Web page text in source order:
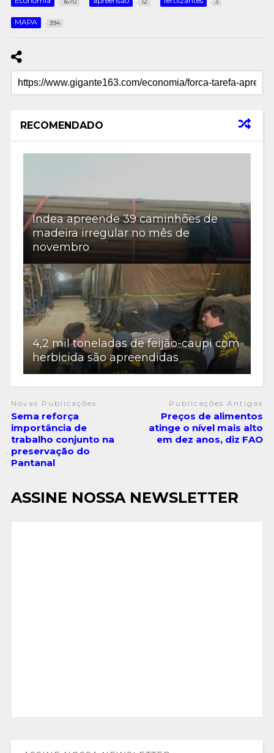
1670 12 3
MAPA 394
RECOMENDADO
Indea apreende 39 caminhões de
madeira irregular no mês de
novembro
4,2 mil toneladas de feijão-caupi com
herbicida são apreendidas
Novas Publicações
Sema reforça
importância de
trabalho conjunto na
preservação do
Pantanal
Publicações Antigas
Preços de alimentos
atinge o nível mais alto
em dez anos, diz FAO
ASSINE NOSSA NEWSLETTER